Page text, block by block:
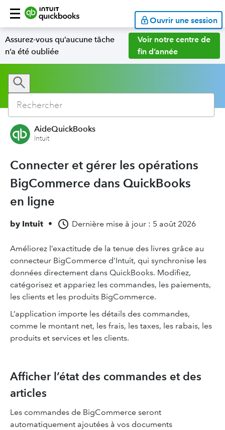
Ouvrir une session
Assurez-vous qu’aucune tâche
n’a été oubliée
Voir notre centre de
fin d’année
AideQuickBooks
Intuit
Connecter et gérer les opérations
BigCommerce dans QuickBooks
en ligne
by Intuit • Dernière mise à jour : 5 août 2026
Améliorez l’exactitude de la tenue des livres grâce au
connecteur BigCommerce d’Intuit, qui synchronise les
données directement dans QuickBooks. Modifiez,
catégorisez et appariez les commandes, les paiements,
les clients et les produits BigCommerce.
L’application importe les détails des commandes,
comme le montant net, les frais, les taxes, les rabais, les
produits et services et les clients.
Afficher l’état des commandes et des
articles
Les commandes de BigCommerce seront
automatiquement ajoutées à vos documents